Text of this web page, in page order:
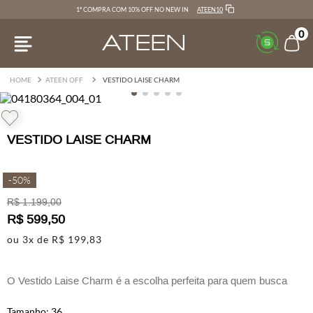
1ª COMPRA COM 10% OFF NO NEW IN ATEEN10
0
ATEEN OFF VESTIDO LAISE CHARM
VESTIDO LAISE CHARM
-50%
R$ 1.199,00
R$ 599,50
ou 3x de R$ 199,83
O Vestido Laise Charm é a escolha perfeita para quem busca